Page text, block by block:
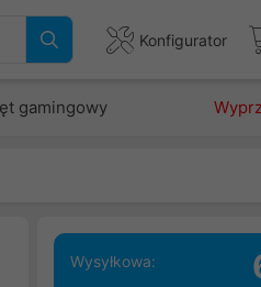
Konfigurator
gamingowy
Wysyłkowa: